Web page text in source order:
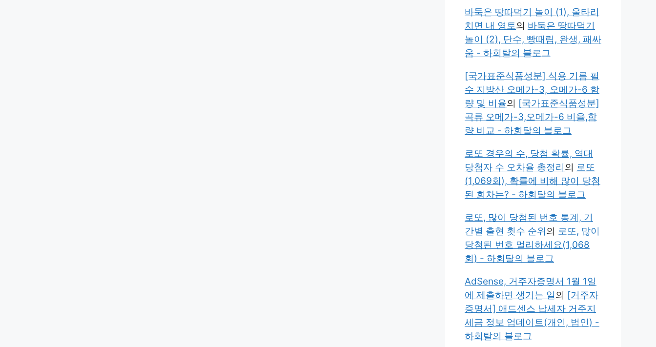
바둑은 땅따먹기 놀이 (1), 울타리
치면 내 영토의 바둑은 땅따먹기
놀이 (2), 단수, 빵때림, 완생, 패싸
움 - 하회탈의 블로그
[국가표준식품성분] 식용 기름 필
수 지방산 오메가-3, 오메가-6 함
량 및 비율의 [국가표준식품성분]
곡류 오메가-3,오메가-6 비율,함
량 비교 - 하회탈의 블로그
로또 경우의 수, 당첨 확률, 역대
당첨자 수 오차율 총정리의 로또
(1,069회), 확률에 비해 많이 당첨
된 회차는? - 하회탈의 블로그
로또, 많이 당첨된 번호 통계, 기
간별 출현 횟수 순위의 로또, 많이
당첨된 번호 멀리하세요(1,068
회) - 하회탈의 블로그
AdSense, 거주자증명서 1월 1일
에 제출하면 생기는 일의 [거주자
증명서] 애드센스 납세자 거주지
세금 정보 업데이트(개인, 법인) -
하회탈의 블로그